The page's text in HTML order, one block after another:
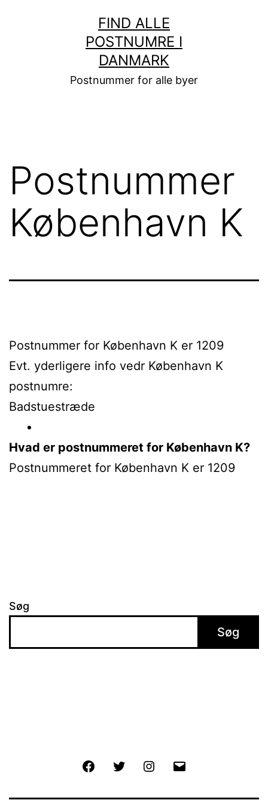
FIND ALLE
POSTNUMRE I
DANMARK
Postnummer for alle byer
Postnummer
København K
Postnummer for København K er 1209
Evt. yderligere info vedr København K
postnumre:
Badstuestræde
Hvad er postnummeret for København K?
Postnummeret for København K er 1209
Søg
Søg
FacebookTwitter Instagram